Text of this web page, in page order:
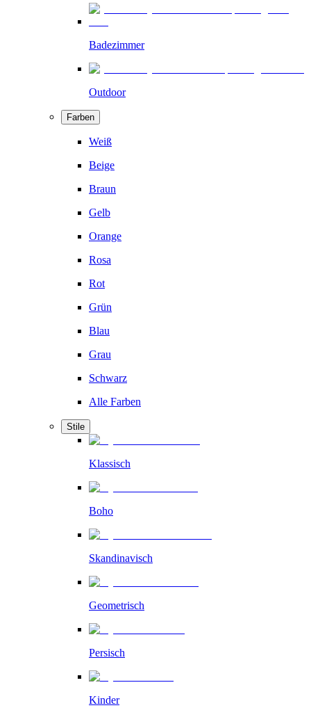
Badezimmer
Outdoor
Farben
Weiß
Beige
Braun
Gelb
Orange
Rosa
Rot
Grün
Blau
Grau
Schwarz
Alle Farben
Stile
Klassisch
Boho
Skandinavisch
Geometrisch
Persisch
Kinder